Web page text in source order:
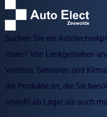
Suchen Sie ein
lösen? Von Lenkgetrieben
Ventilen, Sensoren und
die Produkte an, die Sie
sowohl ab Lager als auch